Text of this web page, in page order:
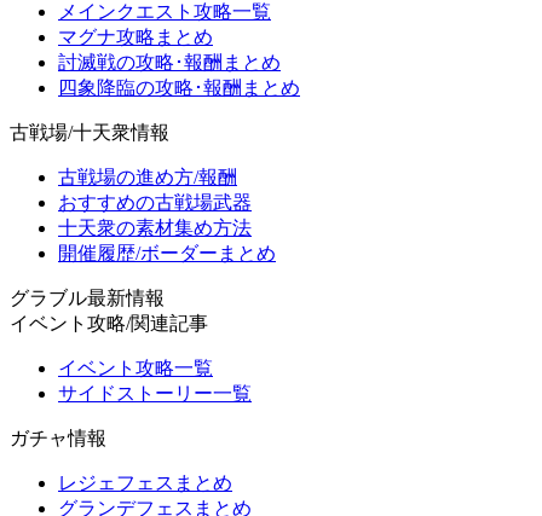
メインクエスト攻略一覧
マグナ攻略まとめ
討滅戦の攻略･報酬まとめ
四象降臨の攻略･報酬まとめ
古戦場/十天衆情報
古戦場の進め方/報酬
おすすめの古戦場武器
十天衆の素材集め方法
開催履歴/ボーダーまとめ
グラブル最新情報
イベント攻略/関連記事
イベント攻略一覧
サイドストーリー一覧
ガチャ情報
レジェフェスまとめ
グランデフェスまとめ